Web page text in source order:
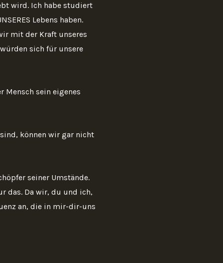
wird. Ich habe studiert
Lebens haben.
mit der Kraft unseres
sich für unsere
Mensch sein eigenes
können wir gar nicht
seiner Umstände.
das. Da wir, du und ich,
an, die in mir-dir-uns